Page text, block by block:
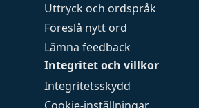
Uttryck och ordspråk
Föreslå nytt ord
Lämna feedback
Integritet och villkor
Integritetsskydd